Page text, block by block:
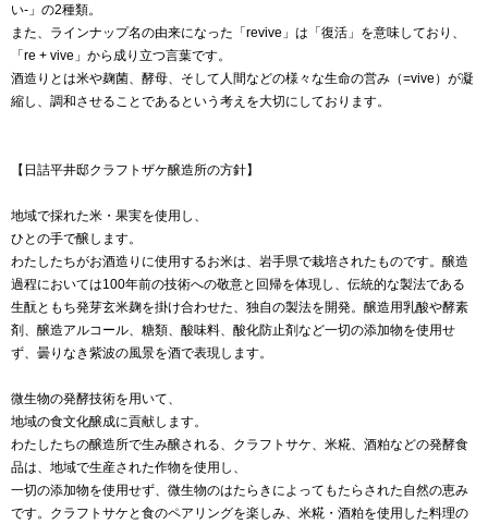
い-」の2種類。
また、ラインナップ名の由来になった「revive」は「復活」を意味しており、
「re + vive」から成り立つ言葉です。
酒造りとは米や麹菌、酵母、そして人間などの様々な生命の営み（=vive）が凝
縮し、調和させることであるという考えを大切にしております。
【日詰平井邸クラフトザケ醸造所の方針】
地域で採れた米・果実を使用し、
ひとの手で醸します。
わたしたちがお酒造りに使用するお米は、岩手県で栽培されたものです。醸造
過程においては100年前の技術への敬意と回帰を体現し、伝統的な製法である
生酛ともち発芽玄米麹を掛け合わせた、独自の製法を開発。醸造用乳酸や酵素
剤、醸造アルコール、糖類、酸味料、酸化防止剤など一切の添加物を使用せ
ず、曇りなき紫波の風景を酒で表現します。
微生物の発酵技術を用いて、
地域の食文化醸成に貢献します。
わたしたちの醸造所で生み醸される、クラフトサケ、米糀、酒粕などの発酵食
品は、地域で生産された作物を使用し、
一切の添加物を使用せず、微生物のはたらきによってもたらされた自然の恵み
です。クラフトサケと食のペアリングを楽しみ、米糀・酒粕を使用した料理の